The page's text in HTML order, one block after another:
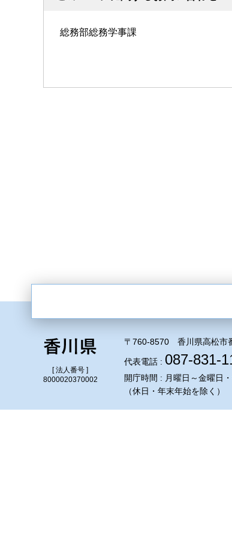
総務部総務学事課
[ 法人番号 ]
8000020370002
〒760-8570 香川県高松市
代表電話 : 087-831-
開庁時間 : 月曜日～金曜日
（休日・年末年始を除く）